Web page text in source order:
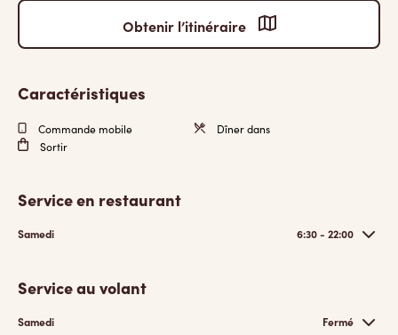
Obtenir l’itinéraire
Caractéristiques
Commande mobile
Dîner dans
Sortir
Service en restaurant
Samedi 6:30 - 22:00
Service au volant
Samedi Fermé